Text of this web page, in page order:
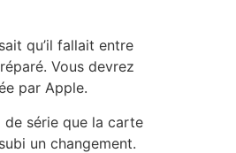
qu’il fallait entre
Vous devrez
par Apple.
de série que la carte
un changement.